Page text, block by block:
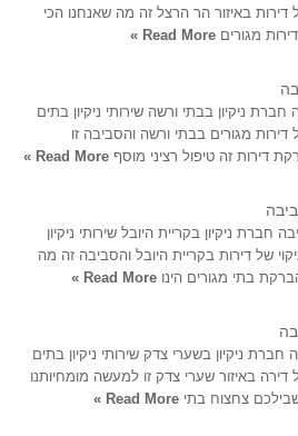
דירות באיזור הר הרצל זה מה שאנחנו הכי
Read More »
ניקיון בבתי ורשה שירותי ניקיון בתים
דירות מגורים בבתי ורשה והסביבה זו
Read More »
חברת ניקיון בקריית היובל שירותי ניקיון
של דירות בקריית היובל והסביבה זה מה
Read More »
ניקיון בשערי צדק שירותי ניקיון בתים
דירה באיזור שערי צדק זו למעשה מומחיותנו
צחצוח בתי Read More »